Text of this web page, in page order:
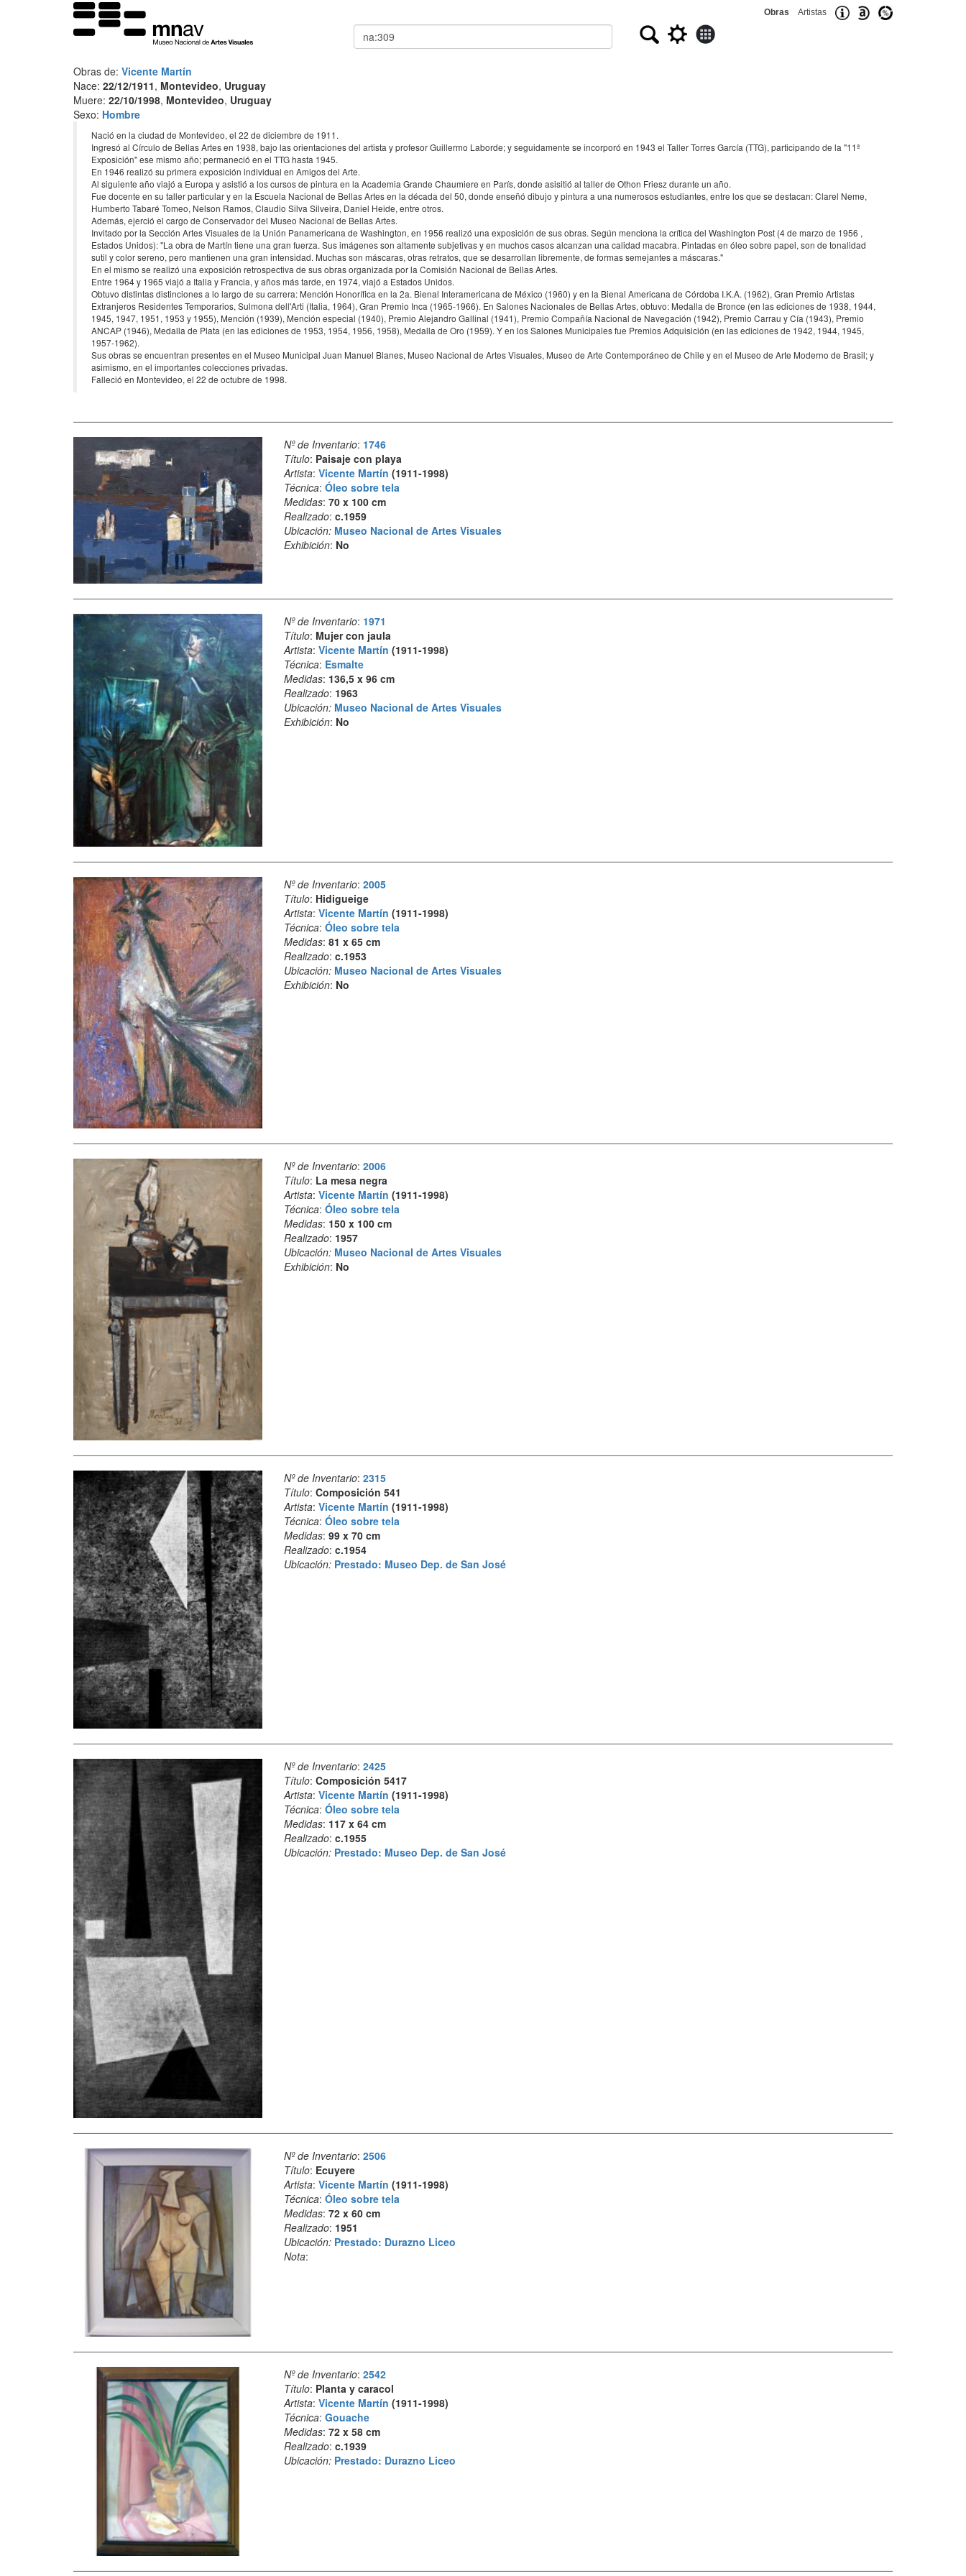
Obras Artistas
Buscar
Obras de: Vicente Martín
Nace: 22/12/1911, Montevideo, Uruguay
Muere: 22/10/1998, Montevideo, Uruguay
Sexo: Hombre
Nació en la ciudad de Montevideo, el 22 de diciembre de 1911.
Ingresó al Círculo de Bellas Artes en 1938, bajo las orientaciones del artista y profesor Guillermo Laborde; y seguidamente se incorporó en 1943 el Taller Torres García (TTG), participando de la "11ª
Exposición" ese mismo año; permaneció en el TTG hasta 1945.
En 1946 realizó su primera exposición individual en Amigos del Arte.
​Al siguiente año viajó a Europa y asistió a los cursos de pintura en la Academia Grande Chaumiere en París, donde asisitió al taller de Othon Friesz durante un año.
Fue docente en su taller particular y en la Escuela Nacional de Bellas Artes en la década del 50, donde enseñó dibujo y pintura a una numerosos estudiantes, entre los que se destacan: Clarel Neme,
Humberto Tabaré Tomeo, Nelson Ramos, Claudio Silva Silveira, Daniel Heide, entre otros.
Además, ejerció el cargo de Conservador del Museo Nacional de Bellas Artes.
Invitado por la Sección Artes Visuales de la Unión Panamericana de Washington, en 1956 realizó una exposición de sus obras. Según menciona la crítica del Washington Post (4 de marzo de 1956 ,
Estados Unidos): "La obra de Martín tiene una gran fuerza. Sus imágenes son altamente subjetivas y en muchos casos alcanzan una calidad macabra. Pintadas en óleo sobre papel, son de tonalidad
sutil y color sereno, pero mantienen una gran intensidad. Muchas son máscaras, otras retratos, que se desarrollan libremente, de formas semejantes a máscaras."
En el mismo se realizó una exposición retrospectiva de sus obras organizada por la Comisión Nacional de Bellas Artes.
Entre 1964 y 1965 viajó a Italia y Francia, y años más tarde, en 1974, viajó a Estados Unidos.
Obtuvo distintas distinciones a lo largo de su carrera: Mención Honorífica en la 2a. Bienal Interamericana de México (1960) y en la Bienal Americana de Córdoba I.K.A. (1962), Gran Premio Artistas
Extranjeros Residentes Temporarios, Sulmona dell'Arti (Italia, 1964), Gran Premio Inca (1965-1966). En Salones Nacionales de Bellas Artes, obtuvo: Medalla de Bronce (en las ediciones de 1938, 1944,
1945, 1947, 1951, 1953 y 1955), Mención (1939), Mención especial (1940), Premio Alejandro Gallinal (1941), Premio Compañía Nacional de Navegación (1942), Premio Carrau y Cía (1943), Premio
ANCAP (1946), Medalla de Plata (en las ediciones de 1953, 1954, 1956, 1958), Medalla de Oro (1959). Y en los Salones Municipales fue Premios Adquisición (en las ediciones de 1942, 1944, 1945,
1957-1962).
Sus obras se encuentran presentes en el Museo Municipal Juan Manuel Blanes, Museo Nacional de Artes Visuales, Museo de Arte Contemporáneo de Chile y en el Museo de Arte Moderno de Brasil; y
asimismo, en el importantes colecciones privadas.
Falleció en Montevideo, el 22 de octubre de 1998.
Nº de Inventario: 1746
Título: Paisaje con playa
Artista: Vicente Martín (1911-1998)
Técnica: Óleo sobre tela
Medidas: 70 x 100 cm
Realizado: c.1959
Ubicación: Museo Nacional de Artes Visuales
Exhibición: No
Nº de Inventario: 1971
Título: Mujer con jaula
Artista: Vicente Martín (1911-1998)
Técnica: Esmalte
Medidas: 136,5 x 96 cm
Realizado: 1963
Ubicación: Museo Nacional de Artes Visuales
Exhibición: No
Nº de Inventario: 2005
Título: Hidigueige
Artista: Vicente Martín (1911-1998)
Técnica: Óleo sobre tela
Medidas: 81 x 65 cm
Realizado: c.1953
Ubicación: Museo Nacional de Artes Visuales
Exhibición: No
Nº de Inventario: 2006
Título: La mesa negra
Artista: Vicente Martín (1911-1998)
Técnica: Óleo sobre tela
Medidas: 150 x 100 cm
Realizado: 1957
Ubicación: Museo Nacional de Artes Visuales
Exhibición: No
Nº de Inventario: 2315
Título: Composición 541
Artista: Vicente Martín (1911-1998)
Técnica: Óleo sobre tela
Medidas: 99 x 70 cm
Realizado: c.1954
Ubicación: Prestado: Museo Dep. de San José
Nº de Inventario: 2425
Título: Composición 5417
Artista: Vicente Martín (1911-1998)
Técnica: Óleo sobre tela
Medidas: 117 x 64 cm
Realizado: c.1955
Ubicación: Prestado: Museo Dep. de San José
Nº de Inventario: 2506
Título: Ecuyere
Artista: Vicente Martín (1911-1998)
Técnica: Óleo sobre tela
Medidas: 72 x 60 cm
Realizado: 1951
Ubicación: Prestado: Durazno Liceo
Nota:
Nº de Inventario: 2542
Título: Planta y caracol
Artista: Vicente Martín (1911-1998)
Técnica: Gouache
Medidas: 72 x 58 cm
Realizado: c.1939
Ubicación: Prestado: Durazno Liceo